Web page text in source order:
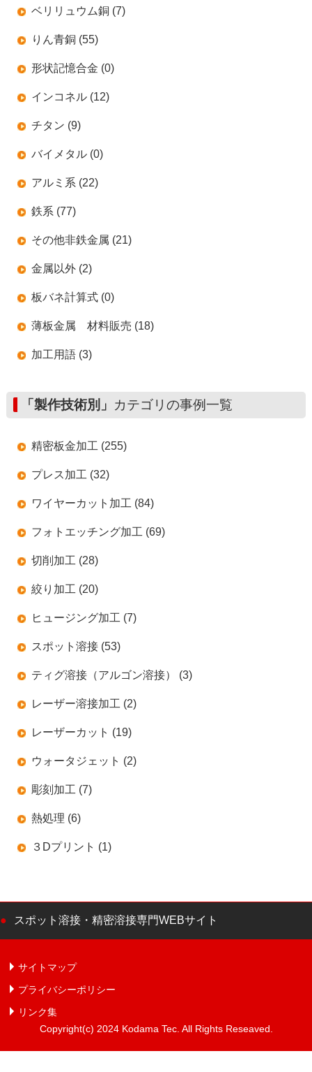
ベリリュウム銅 (7)
りん青銅 (55)
形状記憶合金 (0)
インコネル (12)
チタン (9)
バイメタル (0)
アルミ系 (22)
鉄系 (77)
その他非鉄金属 (21)
金属以外 (2)
板バネ計算式 (0)
薄板金属 材料販売 (18)
加工用語 (3)
「製作技術別」 カテゴリの事例一覧
精密板金加工 (255)
プレス加工 (32)
ワイヤーカット加工 (84)
フォトエッチング加工 (69)
切削加工 (28)
絞り加工 (20)
ヒュージング加工 (7)
スポット溶接 (53)
ティグ溶接（アルゴン溶接） (3)
レーザー溶接加工 (2)
レーザーカット (19)
ウォータジェット (2)
彫刻加工 (7)
熱処理 (6)
３Dプリント (1)
スポット溶接・精密溶接専門WEBサイト
サイトマップ
プライバシーポリシー
リンク集
Copyright(c) 2024 Kodama Tec. All Rights Reseaved.